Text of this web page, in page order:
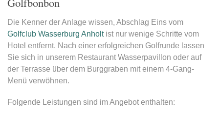
Die Kenner der Anlage wissen, Abschlag Eins vom
Golfclub Wasserburg Anholtist nur wenige Schritte vom
Hotel entfernt. Nach einer erfolgreichen Golfrunde lassen
Sie sich in unserem Restaurant Wasserpavillon oder auf
der Terrasse über dem Burggraben mit einem 4-Gang-
Menü verwöhnen.
Folgende Leistungen sind im Angebot enthalten: